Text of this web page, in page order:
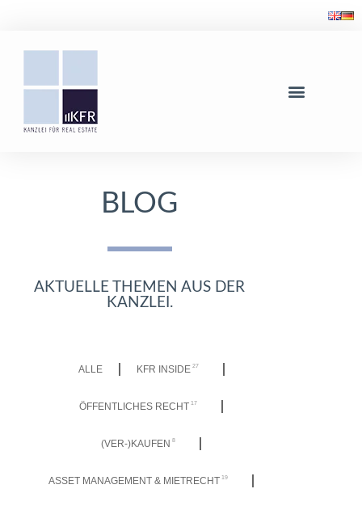
BLOG
AKTUELLE THEMEN AUS DER
KANZLEI.
ALLE KFR INSIDE 27
ÖFFENTLICHES RECHT 17
(VER-)KAUFEN 8
ASSET MANAGEMENT & MIETRECHT 19